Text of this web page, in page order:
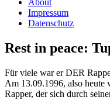
About
Impressum
Datenschutz
Rest in peace:
Für viele war er DER
Am 13.09.1996, also heute
Rapper, der sich durch